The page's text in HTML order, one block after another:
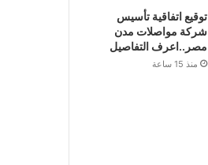
توقيع اتفاقية تأسيس
شركة مواصلات مدن
مصر..اعرف التفاصيل
منذ 15 ساعة